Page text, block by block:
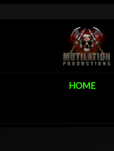
HOME